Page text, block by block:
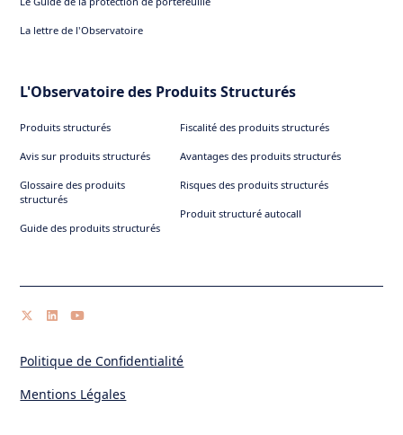
La lettre de l'Observatoire
L'Observatoire des Produits Structurés
Produits structurés
Avis sur produits structurés
Glossaire des produits
structurés
Guide des produits structurés
Fiscalité des produits structurés
Avantages des produits structurés
Risques des produits structurés
Produit structuré autocall
Politique de Confidentialité
Mentions Légales